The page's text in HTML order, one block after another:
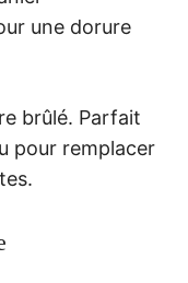
une dorure
brûlé. Parfait
pour remplacer